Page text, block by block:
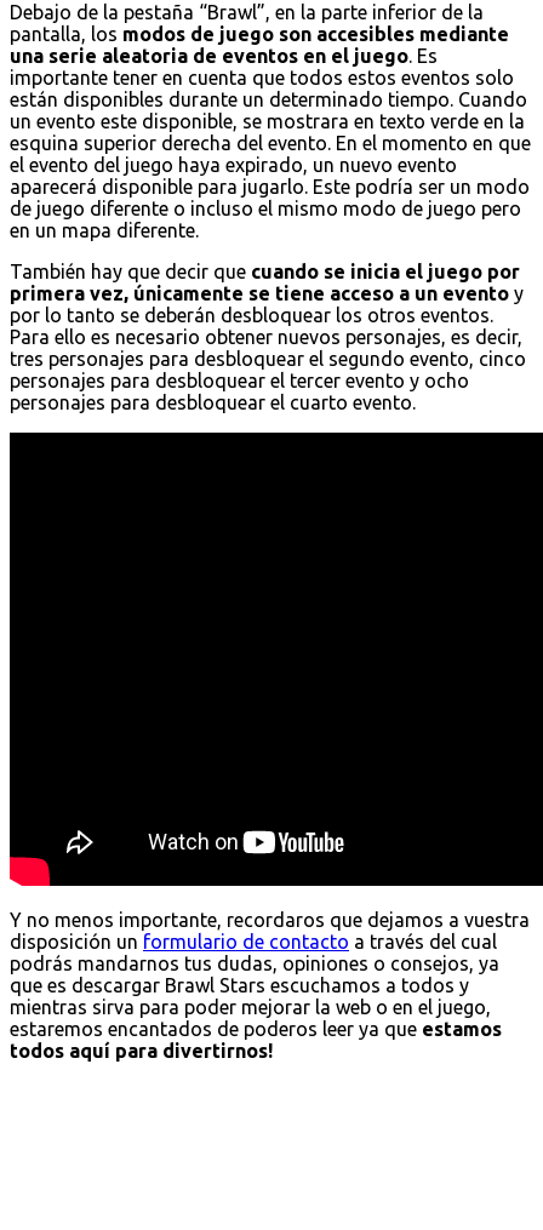
Debajo de la pestaña “Brawl”, en la parte inferior de la
pantalla, los modos de juego son accesibles mediante
una serie aleatoria de eventos en el juego. Es
importante tener en cuenta que todos estos eventos solo
están disponibles durante un determinado tiempo. Cuando
un evento este disponible, se mostrara en texto verde en la
esquina superior derecha del evento. En el momento en que
el evento del juego haya expirado, un nuevo evento
aparecerá disponible para jugarlo. Este podría ser un modo
de juego diferente o incluso el mismo modo de juego pero
en un mapa diferente.
También hay que decir que cuando se inicia el juego por
primera vez, únicamente se tiene acceso a un evento y
por lo tanto se deberán desbloquear los otros eventos.
Para ello es necesario obtener nuevos personajes, es decir,
tres personajes para desbloquear el segundo evento, cinco
personajes para desbloquear el tercer evento y ocho
personajes para desbloquear el cuarto evento.
Y no menos importante, recordaros que dejamos a vuestra
disposición un formulario de contacto a través del cual
podrás mandarnos tus dudas, opiniones o consejos, ya
que es descargar Brawl Stars escuchamos a todos y
mientras sirva para poder mejorar la web o en el juego,
estaremos encantados de poderos leer ya que estamos
todos aquí para divertirnos!